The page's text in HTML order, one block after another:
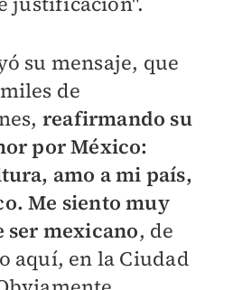
su mensaje, que
de
reafirmando su
por México:
amo a mi país,
Me siento muy
ser mexicano, de
aquí, en la Ciudad